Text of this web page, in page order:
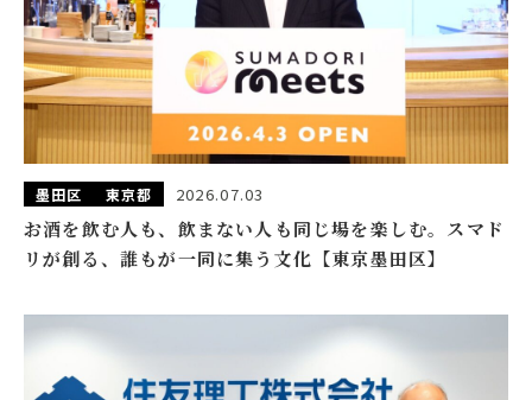
墨田区 東京都 2026.07.03
お酒を飲む人も、飲まない人も同じ場を楽しむ。スマド
リが創る、誰もが一同に集う文化【東京墨田区】